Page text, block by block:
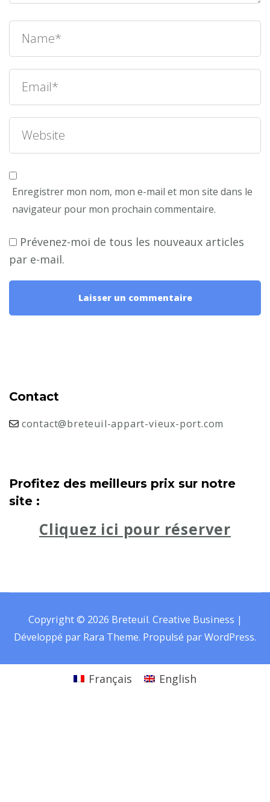
Enregistrer mon nom, mon e-mail et mon site dans le
navigateur pour mon prochain commentaire.
Prévenez-moi de tous les nouveaux articles
par e-mail.
Contact
contact@breteuil-appart-vieux-port.com
Profitez des meilleurs prix sur notre
site :
Cliquez ici pour réserver
Copyright © 2026 Breteuil. Creative Business |
Développé par Rara Theme. Propulsé parWordPress.
Français English